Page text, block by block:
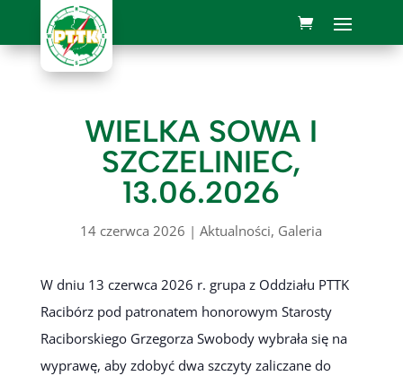
WIELKA SOWA I
SZCZELINIEC,
13.06.2026
14 czerwca 2026 |Aktualności, Galeria
W dniu 13 czerwca 2026 r. grupa z Oddziału PTTK
Racibórz pod patronatem honorowym Starosty
Raciborskiego Grzegorza Swobody wybrała się na
wyprawę, aby zdobyć dwa szczyty zaliczane do